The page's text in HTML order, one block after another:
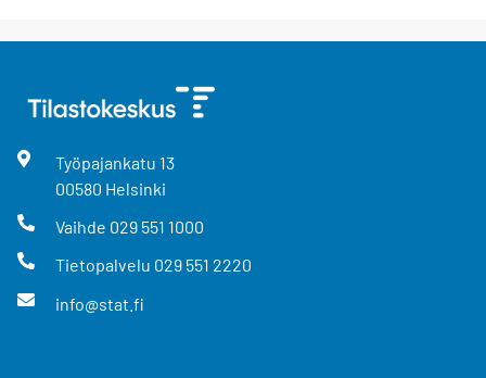
Työpajankatu 13
00580 Helsinki
Vaihde 029 551 1000
Tietopalvelu 029 551 2220
info@stat.fi